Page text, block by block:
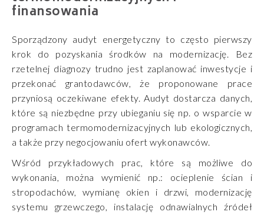
finansowania
Sporządzony audyt energetyczny to często pierwszy
krok do pozyskania środków na modernizację. Bez
rzetelnej diagnozy trudno jest zaplanować inwestycje i
przekonać grantodawców, że proponowane prace
przyniosą oczekiwane efekty. Audyt dostarcza danych,
które są niezbędne przy ubieganiu się np. o wsparcie w
programach termomodernizacyjnych lub ekologicznych,
a także przy negocjowaniu ofert wykonawców.
Wśród przykładowych prac, które są możliwe do
wykonania, można wymienić np.: ocieplenie ścian i
stropodachów, wymianę okien i drzwi, modernizację
systemu grzewczego, instalację odnawialnych źródeł